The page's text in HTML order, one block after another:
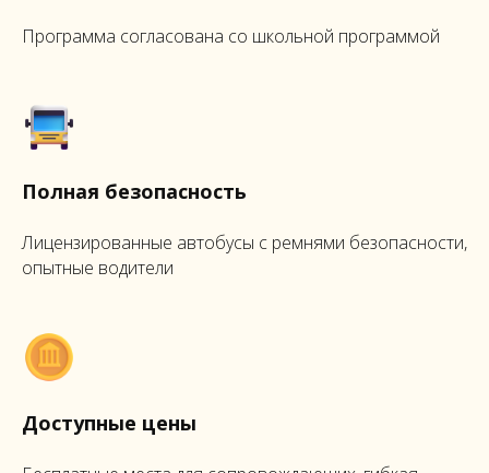
Программа согласована со школьной программой
Полная безопасность
Лицензированные автобусы с ремнями безопасности,
опытные водители
Доступные цены